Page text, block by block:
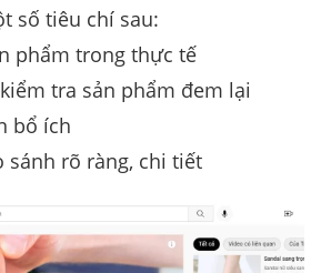
số tiêu chí sau:
phẩm trong thực tế
tra sản phẩm đem lại
bổ ích
sánh rõ ràng, chi tiết